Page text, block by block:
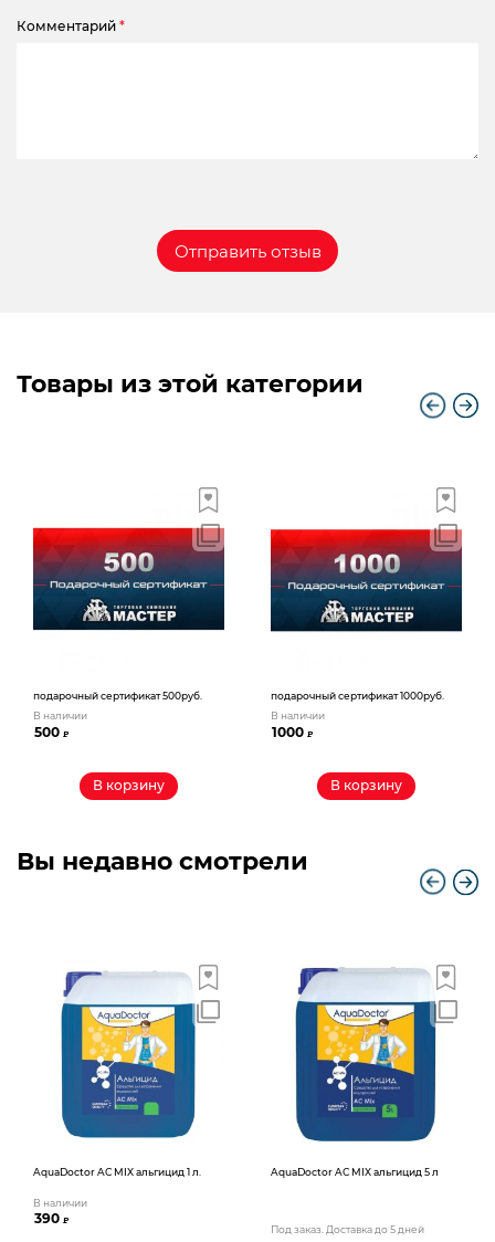
Комментарий *
Товары из этой категории
подарочный сертификат 500руб.
В наличии
500₽
В корзину
подарочный сертификат 1000руб.
В наличии
1000₽
В корзину
Вы недавно смотрели
AquaDoctor AС MIX альгицид 1 л.
В наличии
390₽
AquaDoctor AС MIX альгицид 5 л
Под заказ. Доставка до 5 дней